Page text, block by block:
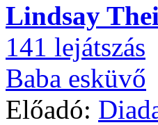
Lindsay
141 lejátszás
Baba esküvő
Előadó: